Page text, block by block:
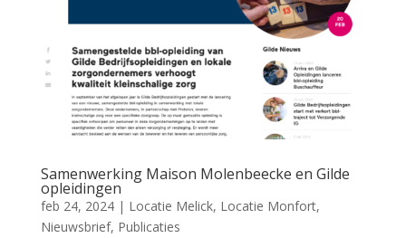
Samenwerking Maison Molenbeecke en Gilde
opleidingen
feb 24, 2024| Locatie Melick, Locatie Monfort,
Nieuwsbrief, Publicaties